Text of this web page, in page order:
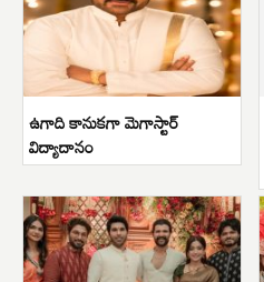
ఉగాది కానుకగా మెగాస్టార్
విద్యాదానం